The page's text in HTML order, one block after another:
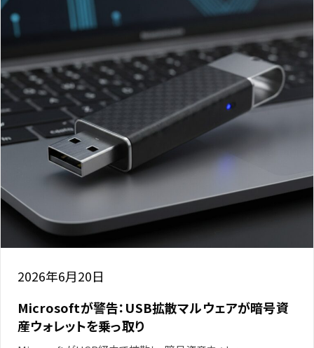
2026年6月20日
Microsoftが警告：USB拡散マルウェアが暗号資
産ウォレットを乗っ取り